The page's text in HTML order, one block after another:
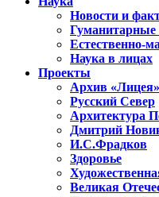
Новости и
Гуманитарные
Естественно-
Наука в лицах
Проекты
Архив
Русский Север
Архитектура
Дмитрий
И.С.Фрадков
Здоровье
Великая